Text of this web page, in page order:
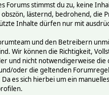
Forums stimmst du zu, keine
lästernd, bedrohend, die
Inhalte dürfen nur mit
und den Betreibern
Wir können die Richtigkeit,
und nicht notwendigerweise
oder die geltenden
es sich hierbei um ein